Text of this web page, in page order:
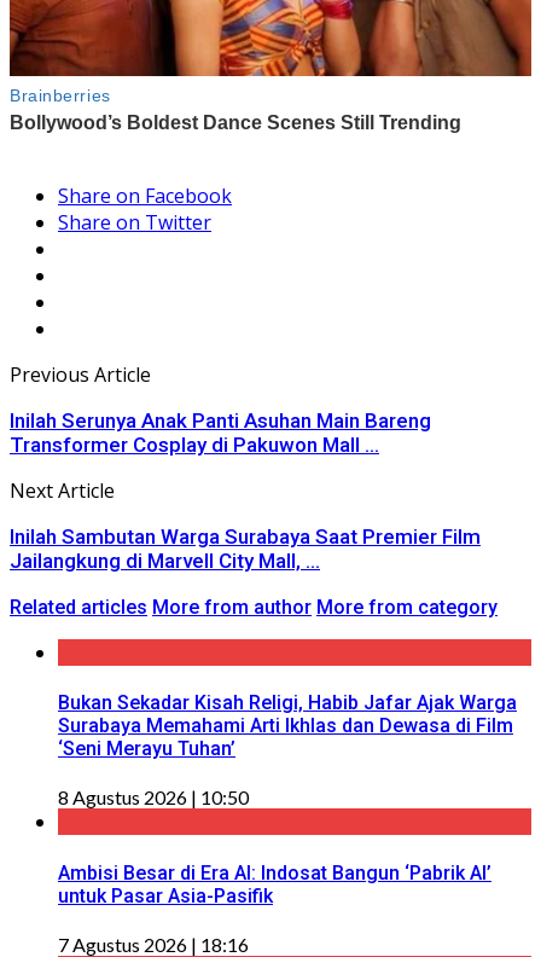
Share on Facebook
Share on Twitter
Previous Article
Inilah Serunya Anak Panti Asuhan Main Bareng
Transformer Cosplay di Pakuwon Mall ...
Next Article
Inilah Sambutan Warga Surabaya Saat Premier Film
Jailangkung di Marvell City Mall, ...
Related articles More from author More from category
Bukan Sekadar Kisah Religi, Habib Jafar Ajak Warga
Surabaya Memahami Arti Ikhlas dan Dewasa di Film
‘Seni Merayu Tuhan’
8 Agustus 2026 | 10:50
Ambisi Besar di Era AI: Indosat Bangun ‘Pabrik AI’
untuk Pasar Asia-Pasifik
7 Agustus 2026 | 18:16